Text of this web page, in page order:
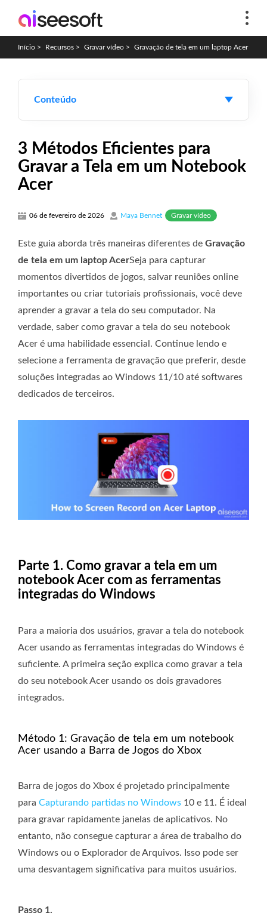
Início > Recursos > Gravar vídeo > Gravação de tela em um laptop Acer
Conteúdo
3 Métodos Eficientes para
Gravar a Tela em um Notebook
Acer
06 de fevereiro de 2026 Maya Bennet Gravar vídeo
Este guia aborda três maneiras diferentes de Gravação
de tela em um laptop AcerSeja para capturar
momentos divertidos de jogos, salvar reuniões online
importantes ou criar tutoriais profissionais, você deve
aprender a gravar a tela do seu computador. Na
verdade, saber como gravar a tela do seu notebook
Acer é uma habilidade essencial. Continue lendo e
selecione a ferramenta de gravação que preferir, desde
soluções integradas ao Windows 11/10 até softwares
dedicados de terceiros.
Parte 1. Como gravar a tela em um
notebook Acer com as ferramentas
integradas do Windows
Para a maioria dos usuários, gravar a tela do notebook
Acer usando as ferramentas integradas do Windows é
suficiente. A primeira seção explica como gravar a tela
do seu notebook Acer usando os dois gravadores
integrados.
Método 1: Gravação de tela em um notebook
Acer usando a Barra de Jogos do Xbox
Barra de jogos do Xbox é projetado principalmente
para Capturando partidas no Windows 10 e 11. É ideal
para gravar rapidamente janelas de aplicativos. No
entanto, não consegue capturar a área de trabalho do
Windows ou o Explorador de Arquivos. Isso pode ser
uma desvantagem significativa para muitos usuários.
Passo 1.